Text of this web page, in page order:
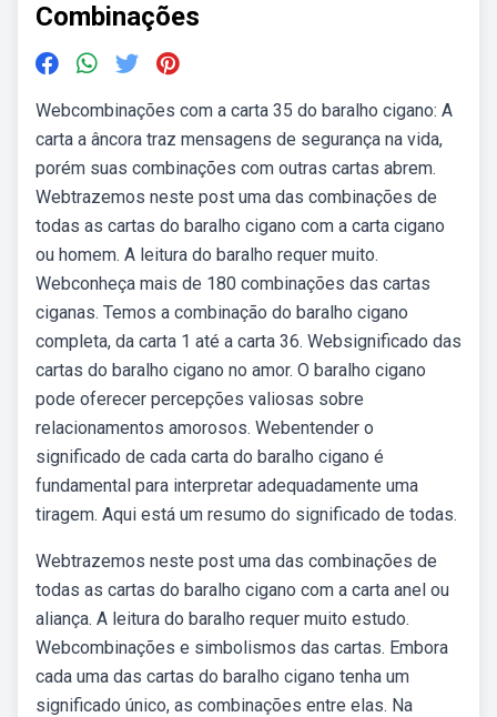
Combinações
Webcombinações com a carta 35 do baralho cigano: A
carta a âncora traz mensagens de segurança na vida,
porém suas combinações com outras cartas abrem.
Webtrazemos neste post uma das combinações de
todas as cartas do baralho cigano com a carta cigano
ou homem. A leitura do baralho requer muito.
Webconheça mais de 180 combinações das cartas
ciganas. Temos a combinação do baralho cigano
completa, da carta 1 até a carta 36. Websignificado das
cartas do baralho cigano no amor. O baralho cigano
pode oferecer percepções valiosas sobre
relacionamentos amorosos. Webentender o
significado de cada carta do baralho cigano é
fundamental para interpretar adequadamente uma
tiragem. Aqui está um resumo do significado de todas.
Webtrazemos neste post uma das combinações de
todas as cartas do baralho cigano com a carta anel ou
aliança. A leitura do baralho requer muito estudo.
Webcombinações e simbolismos das cartas. Embora
cada uma das cartas do baralho cigano tenha um
significado único, as combinações entre elas. Na